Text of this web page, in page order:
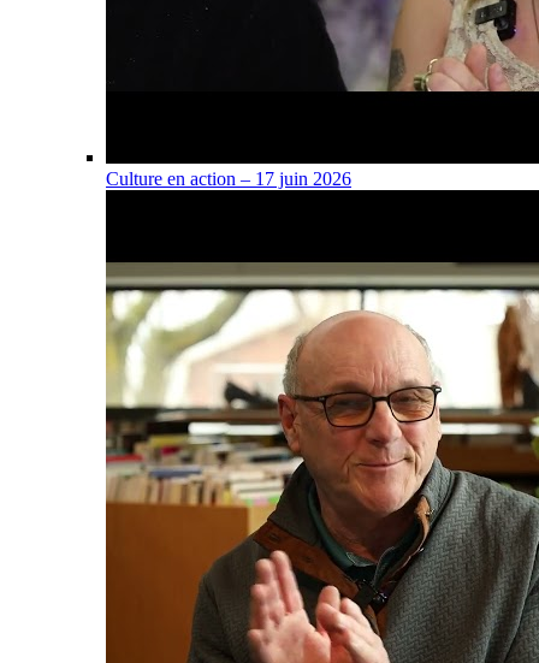
Culture en action – 17 juin 2026